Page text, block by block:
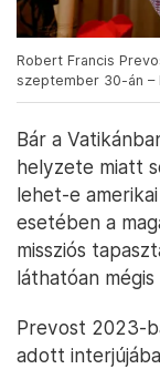
Robert Francis
szeptember 30-án –
Bár a
helyzete miatt
lehet-e
esetében a
missziós
láthatóan
Prevost 2023-
adott